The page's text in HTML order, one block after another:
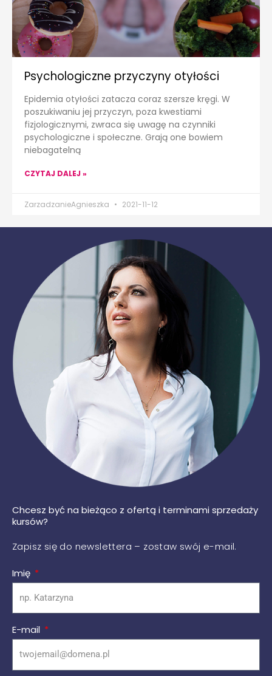
Psychologiczne przyczyny otyłości
Epidemia otyłości zatacza coraz szersze kręgi. W
poszukiwaniu jej przyczyn, poza kwestiami
fizjologicznymi, zwraca się uwagę na czynniki
psychologiczne i społeczne. Grają one bowiem
niebagatelną
CZYTAJ DALEJ »
ZarzadzanieAgnieszka 2021-11-12
Chcesz być na bieżąco z ofertą i terminami sprzedaży
kursów?
Zapisz się do newslettera – zostaw swój e-mail.
Imię
E-mail